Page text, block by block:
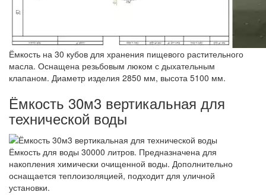
Ёмкость на 30 кубов для хранения пищевого растительного
масла. Оснащена резьбовым люком с дыхательным
клапаном. Диаметр изделия 2850 мм, высота 5100 мм.
Ёмкость 30м3 вертикальная для
технической воды
Ёмкость для воды 30000 литров. Предназначена для
накопления химически очищенной воды. Дополнительно
оснащается теплоизоляцией, подходит для уличной
установки.